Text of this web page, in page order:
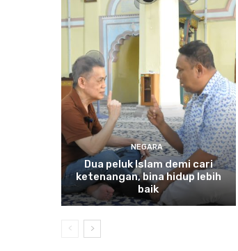
NEGARA
Duapeluk Islam demi cari
ketenangan, bina hidup lebih
baik